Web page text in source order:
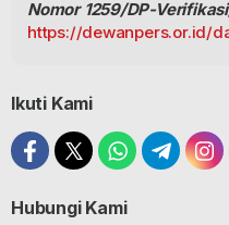
Nomor 1259/DP-
https://dewanpers.or.id/
Ikuti Kami
Hubungi Kami